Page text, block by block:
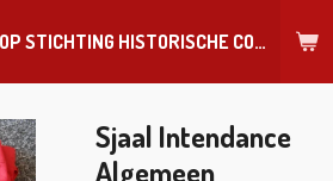
WEBSHOP STICHTING HISTORISCHE COLLECTIE REGIMENT
Sjaal Intendance
Algemeen